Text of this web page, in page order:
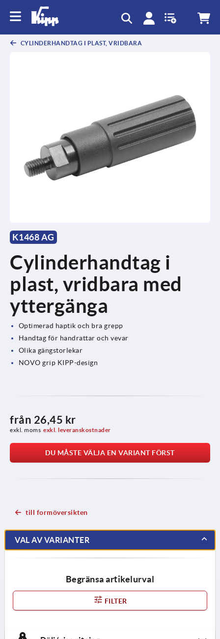
CYLINDERHANDTAG I PLAST, VRIDBARA
K1468 AG
Cylinderhandtag i
plast, vridbara med
yttergänga
Optimerad haptik och bra grepp
Handtag för handrattar och vevar
Olika gängstorlekar
NOVO grip KIPP-design
från 26,45 kr
exkl. moms exkl. leveranskostnader
DU MÅSTE VÄLJA EN VARIANT FÖRST
till formöversikten
VAL AV VARIANTER
Begränsa artikelurval
FILTER